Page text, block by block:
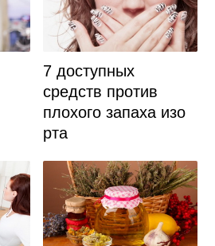
7 доступных
средств против
плохого запаха изо
рта